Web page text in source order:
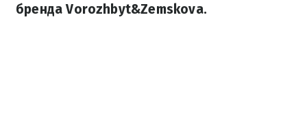
бренда Vorozhbyt&Zemskova.